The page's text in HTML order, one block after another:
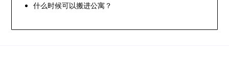
什么时候可以搬进公寓？